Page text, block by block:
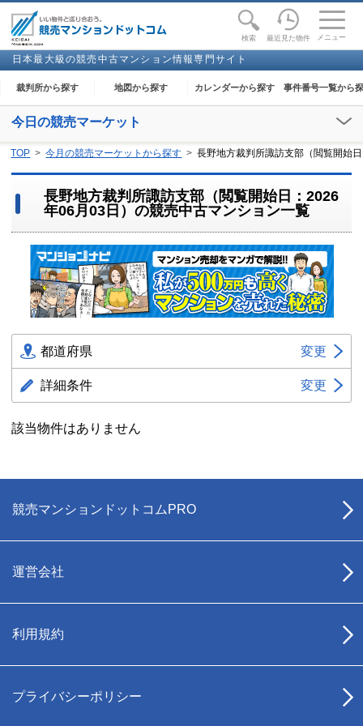
検索 最近見た物件 メニュー
日本最大級の競売中古マンション情報専門サイト
裁判所から探す 地図から探す カレンダーから探す 事件番号一覧から
toggle
今日の競売マーケット
TOP 今月の競売マーケットから探す 長野地方裁判所諏訪支部（閲覧開始
長野地方裁判所諏訪支部（閲覧開始日：2026
年06月03日）の競売中古マンション一覧
都道府県 変更
詳細条件 変更
該当物件はありません
競売マンションドットコムPRO
運営会社
利用規約
プライバシーポリシー